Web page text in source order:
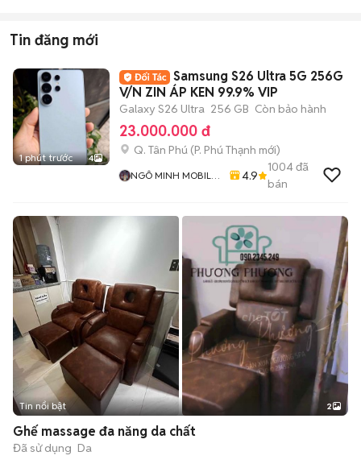
Tin đăng mới
1 phút trước 4
Samsung S26 Ultra 5G 256G
V/N ZIN ÁP KEN 99.9% VIP
Galaxy S26 Ultra 256 GB Còn bảo hành
23.000.000 đ
Q. Tân Phú (P. Phú Thạnh mới)
NGÔ MINH MOBILE
4.9
1004đã
bán
Tin nổi bật 2
Ghế massage đa năng da chất
Đã sử dụng Da